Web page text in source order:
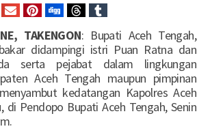
TAKENGON: Bupati Aceh Tengah,
didampingi istri Puan Ratna dan
serta pejabat dalam lingkungan
Aceh Tengah maupun pimpinan
kedatangan Kapolres Aceh
di Pendopo Bupati Aceh Tengah, Senin